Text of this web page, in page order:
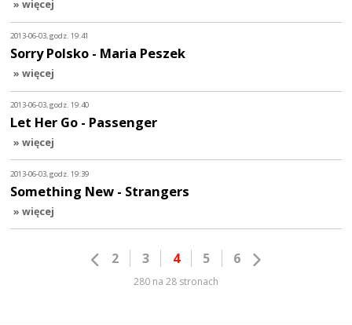
» więcej
2013-06-03, godz. 19:41
Sorry Polsko - Maria Peszek
» więcej
2013-06-03, godz. 19:40
Let Her Go - Passenger
» więcej
2013-06-03, godz. 19:39
Something New - Strangers
» więcej
2 3 4 5 6
280 na 28 stronach